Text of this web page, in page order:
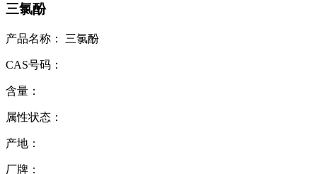
三氯酚
产品名称： 三氯酚
CAS号码：
含量：
属性状态：
产地：
厂牌：